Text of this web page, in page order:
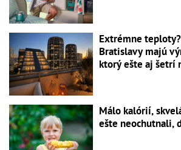
Extrémne
Bratislavy majú
ktorý ešte aj šetrí
Málo kalórií,
ešte neochutnali,